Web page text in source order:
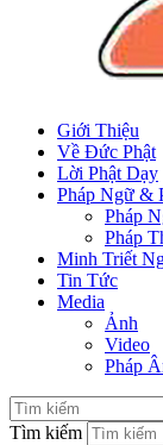
Giới Thiệu
Về Đức Phật
Lời Phật Dạy
Pháp Ngữ &
Pháp
Pháp
Minh Triết
Tin Tức
Media
Ảnh
Video
Pháp
Tìm kiếm